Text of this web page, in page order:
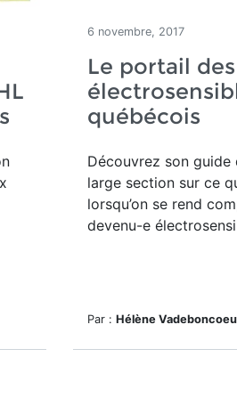
6 novembre, 2017
Le portail des
québécois
Découvrez son guide
large section sur ce
lorsqu’on se rend
devenu-e
Par : Hélène